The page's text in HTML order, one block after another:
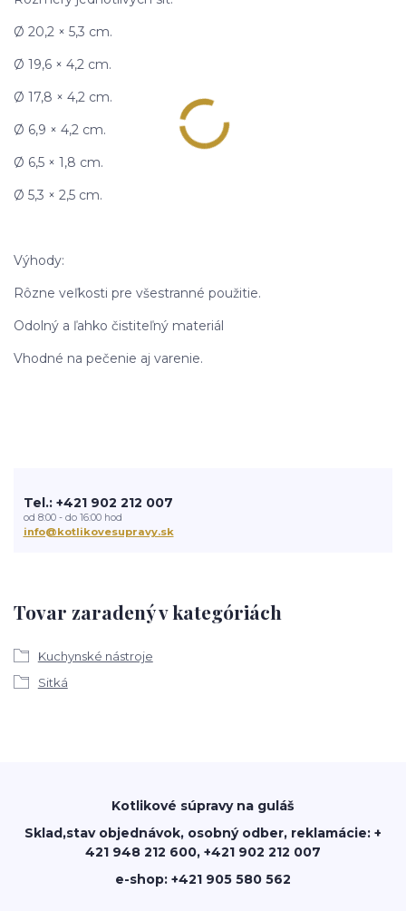
Ø 20,2 × 5,3 cm.
Ø 19,6 × 4,2 cm.
Ø 17,8 × 4,2 cm.
Ø 6,9 × 4,2 cm.
Ø 6,5 × 1,8 cm.
Ø 5,3 × 2,5 cm.
Výhody:
Rôzne veľkosti pre všestranné použitie.
Odolný a ľahko čistiteľný materiál
Vhodné na pečenie aj varenie.
Tovar zaradený v kategóriách
Kuchynské nástroje
Sitká
Tel.: +421 902 212 007
od 8:00 - do 16:00 hod
info@kotlikovesupravy.sk
Kotlikové súpravy na guláš
Sklad,stav objednávok, osobný odber, reklamácie: +
421 948 212 600, +421 902 212 007
e-shop: +421 905 580 562